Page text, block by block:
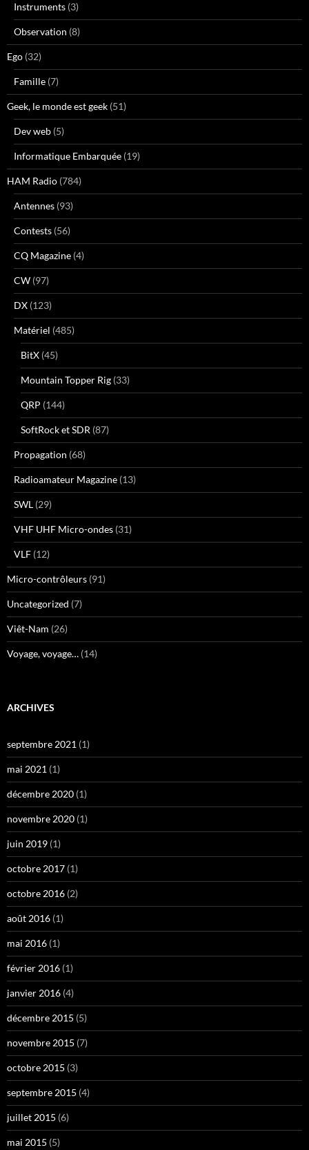
Instruments (3)
Observation (8)
Ego (32)
Famille (7)
Geek, le monde est geek (51)
Dev web (5)
Informatique Embarquée (19)
HAM Radio (784)
Antennes (93)
Contests (56)
CQ Magazine (4)
CW (97)
DX (123)
Matériel (485)
BitX (45)
Mountain Topper Rig (33)
QRP (144)
SoftRock et SDR (87)
Propagation (68)
Radioamateur Magazine (13)
SWL (29)
VHF UHF Micro-ondes (31)
VLF (12)
Micro-contrôleurs (91)
Uncategorized (7)
Viêt-Nam (26)
Voyage, voyage… (14)
ARCHIVES
septembre 2021 (1)
mai 2021 (1)
décembre 2020 (1)
novembre 2020 (1)
juin 2019 (1)
octobre 2017 (1)
octobre 2016 (2)
août 2016 (1)
mai 2016 (1)
février 2016 (1)
janvier 2016 (4)
décembre 2015 (5)
novembre 2015 (7)
octobre 2015 (3)
septembre 2015 (4)
juillet 2015 (6)
mai 2015 (5)